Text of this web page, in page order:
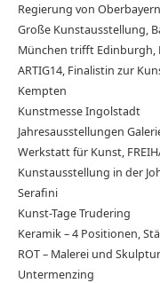
Regierung von Oberbayern
Große Kunstausstellung,
München trifft Edinburgh,
ARTIG14, Finalistin zur
Kempten
Kunstmesse Ingolstadt
Jahresausstellungen
Werkstatt für Kunst,
Kunstausstellung in der
Serafini
Kunst-Tage Trudering
Keramik – 4 Positionen,
ROT – Malerei und
Untermenzing